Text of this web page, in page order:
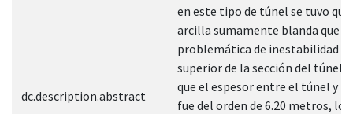
dc.description.abstract
en este tipo de túnel se tuvo
arcilla sumamente blanda que
problemática de inestabilidad
superior de la sección del túnel,
que el espesor entre el túnel y
fue del orden de 6.20 metros, lo